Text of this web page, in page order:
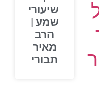
שיעורי
שמע |
הרב
מאיר
תבורי